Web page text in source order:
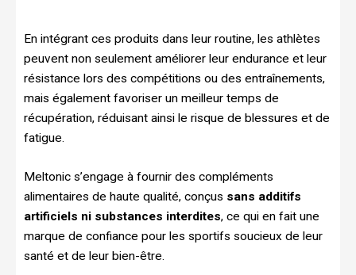
En intégrant ces produits dans leur routine, les athlètes
peuvent non seulement améliorer leur endurance et leur
résistance lors des compétitions ou des entraînements,
mais également favoriser un meilleur temps de
récupération, réduisant ainsi le risque de blessures et de
fatigue.
Meltonic s’engage à fournir des compléments
alimentaires de haute qualité, conçus sans additifs
artificiels ni substances interdites, ce qui en fait une
marque de confiance pour les sportifs soucieux de leur
santé et de leur bien-être.